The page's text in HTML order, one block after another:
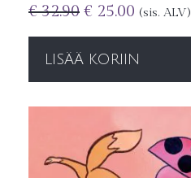
€32.90 € 25.00 (sis. ALV)
LISÄÄ KORIIN